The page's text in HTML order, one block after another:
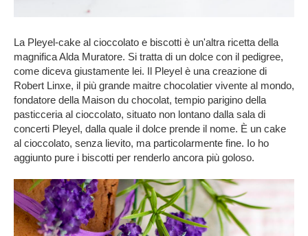
La Pleyel-cake al cioccolato e biscotti è un'altra ricetta della
magnifica Alda Muratore. Si tratta di un dolce con il pedigree,
come diceva giustamente lei. Il Pleyel è una creazione di
Robert Linxe, il più grande maitre chocolatier vivente al mondo,
fondatore della Maison du chocolat, tempio parigino della
pasticceria al cioccolato, situato non lontano dalla sala di
concerti Pleyel, dalla quale il dolce prende il nome. È un cake
al cioccolato, senza lievito, ma particolarmente fine. Io ho
aggiunto pure i biscotti per renderlo ancora più goloso.